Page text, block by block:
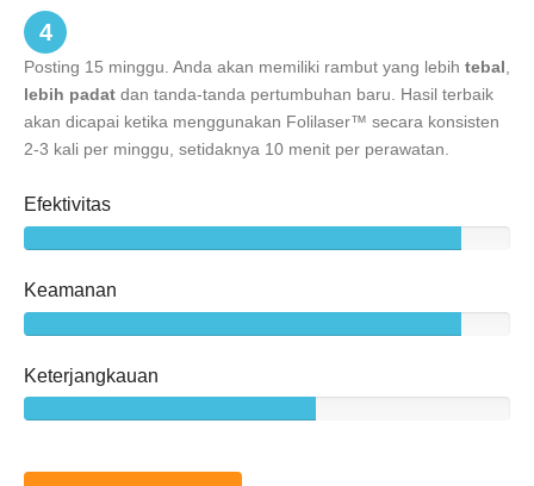
4
Posting 15 minggu. Anda akan memiliki rambut yang lebih tebal
lebih padat dan tanda-tanda pertumbuhan baru. Hasil terbaik
akan dicapai ketika menggunakan Folilaser™ secara konsisten
2-3 kali per minggu, setidaknya 10 menit per perawatan.
Efektivitas
Keamanan
Keterjangkauan